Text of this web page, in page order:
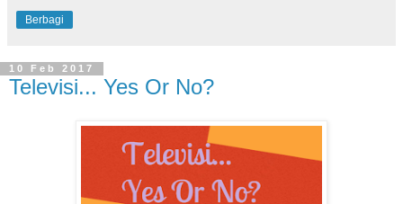
Berbagi
10 Feb 2017
Televisi... Yes Or No?